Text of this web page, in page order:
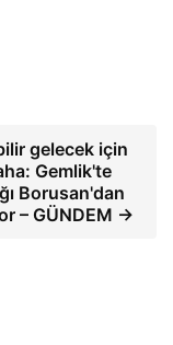
gelecek için
Gemlik'te
Borusan'dan
– GÜNDEM →